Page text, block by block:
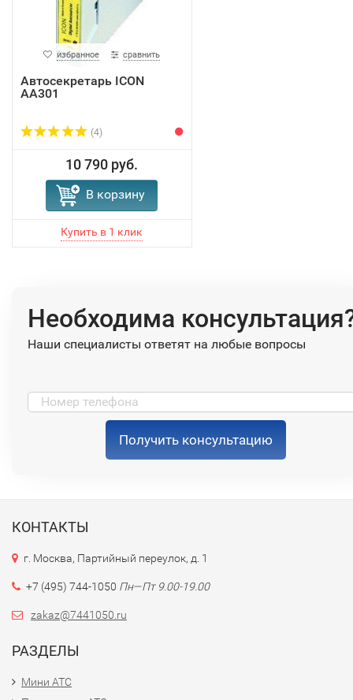
избранное сравнить
Автосекретарь ICON
AA301
(4)
10 790 руб.
В корзину
Необходима
Наши специалисты ответят на любые вопросы
Получить консультацию
КОНТАКТЫ
г. Москва, Партийный переулок, д. 1
+7 (495) 744-1050 Пн—Пт 9.00-19.00
zakaz@7441050.ru
РАЗДЕЛЫ
Мини АТС